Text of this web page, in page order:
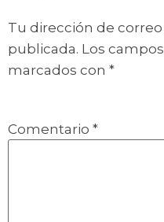
Tu dirección de
publicada. Los
marcados con *
Comentario *